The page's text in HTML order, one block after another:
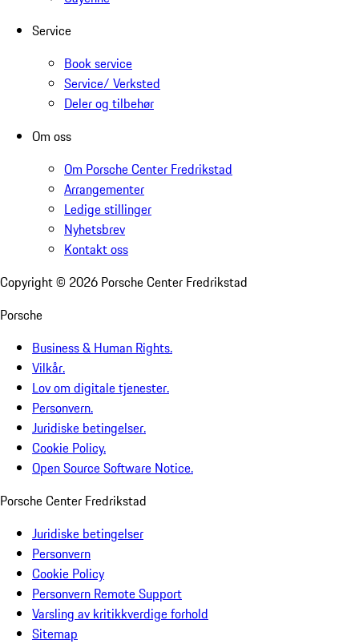
Service
Book service
Service/ Verksted
Deler og tilbehør
Om oss
Om Porsche Center Fredrikstad
Arrangementer
Ledige stillinger
Nyhetsbrev
Kontakt oss
Copyright © 2026 Porsche Center Fredrikstad
Porsche
Business & Human Rights.
Vilkår.
Lov om digitale tjenester.
Personvern.
Juridiske betingelser.
Cookie Policy.
Open Source Software Notice.
Porsche Center Fredrikstad
Juridiske betingelser
Personvern
Cookie Policy
Personvern Remote Support
Varsling av kritikkverdige forhold
Sitemap